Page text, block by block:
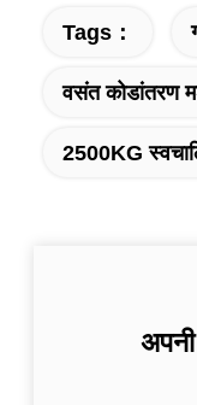
Tags：
वसंत कोडांतरण
2500KG